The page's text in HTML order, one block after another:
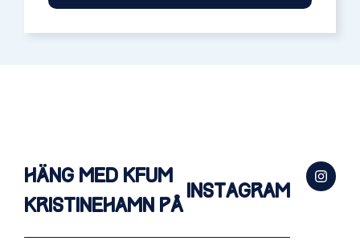
HÄNG MED KFUM
KRISTINEHAMN PÅ
INSTAGRAM